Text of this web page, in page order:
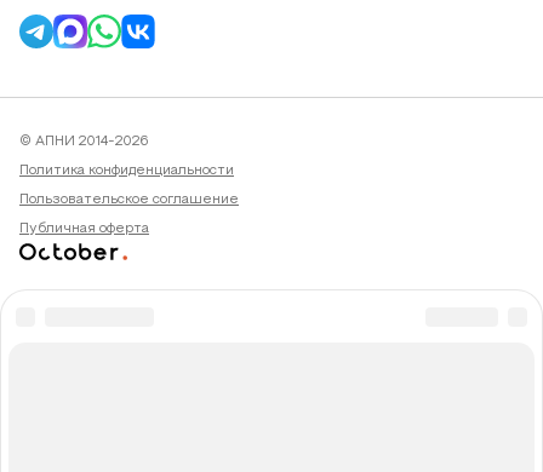
© АПНИ 2014-2026
Политика конфиденциальности
Пользовательское соглашение
Публичная оферта